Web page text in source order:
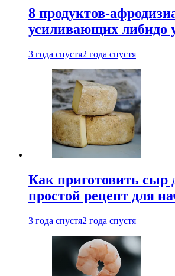
8 продуктов-
усиливающих либидо
3 года спустя2 года спустя
Как приготовить сыр
простой рецепт для
3 года спустя2 года спустя